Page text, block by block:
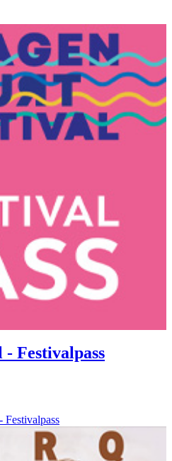
Festivalpass
Festivalpass